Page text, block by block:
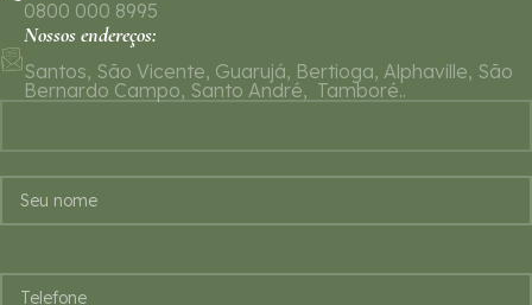
0800 000 8995
Nossos endereços:
Santos, São Vicente, Guarujá, Bertioga, Alphaville, São
Bernardo Campo, Santo André, Tamboré..